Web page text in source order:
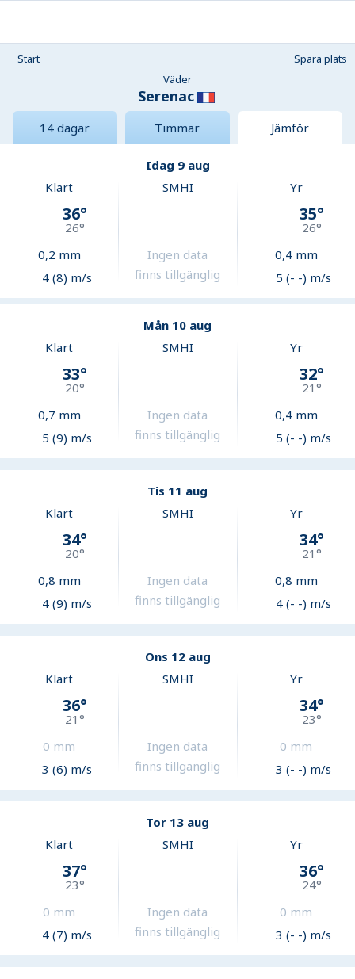
Start
Spara plats
Väder
Serenac
14 dagar Timmar Jämför
Idag 9 aug
Klart
36°
26°
0,2 mm
4 (8) m/s
SMHI
Ingen data
finns tillgänglig
Yr
35°
26°
0,4mm
5 (- -) m/s
Mån 10 aug
Klart
33°
20°
0,7 mm
5 (9) m/s
SMHI
Ingen data
finns tillgänglig
Yr
32°
21°
0,4mm
5 (- -) m/s
Tis 11 aug
Klart
34°
20°
0,8 mm
4 (9) m/s
SMHI
Ingen data
finns tillgänglig
Yr
34°
21°
0,8 mm
4 (- -) m/s
Ons 12 aug
Klart
36°
21°
0 mm
3 (6) m/s
SMHI
Ingen data
finns tillgänglig
Yr
34°
23°
0 mm
3 (- -) m/s
Tor 13 aug
Klart
37°
23°
0 mm
4 (7) m/s
SMHI
Ingen data
finns tillgänglig
Yr
36°
24°
0 mm
3 (- -) m/s